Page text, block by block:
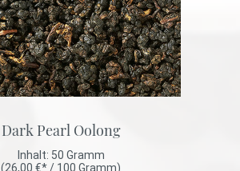
Dark Pearl Oolong
Inhalt: 50 Gramm
(26,00 €* / 100 Gramm)